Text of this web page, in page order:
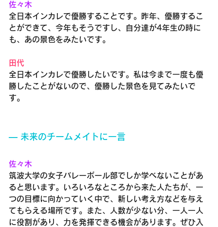
佐々木
全日本インカレで優勝することです。昨年、優勝するこ
とができて、今年もそうですし、自分達が4年生の時に
も、あの景色をみたいです。
田代
全日本インカレで優勝したいです。私は今まで一度も優
勝したことがないので、優勝した景色を見てみたいで
す。
― 未来のチームメイトに一言
佐々木
筑波大学の女子バレーボール部でしか学べないことがあ
ると思います。いろいろなところから来た人たちが、一
つの目標に向かっていく中で、新しい考え方などを与え
てもらえる場所です。また、人数が少ない分、一人一人
に役割があり、力を発揮できる機会があります。ぜひ入